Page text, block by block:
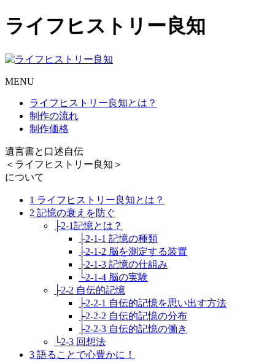
ライフヒストリー良知
MENU
ライフヒストリー良知とは？
制作の流れ
制作価格
遺言書と口述自伝
＜ライフヒストリー良知＞
について
1 ライフヒストリー良知とは？
2 記憶の衰えを防ぐ
├2-1記憶とは？
├2-1-1 記憶の種類
├2-1-2 脳を測定する装置
├2-1-3 記憶の仕組み
└2-1-4 脳の実験
├2-2 自伝的記憶
├2-2-1 自伝的記憶を思い出す方法
├2-2-2 自伝的記憶の分布
├2-2-3 自伝的記憶の働き
└2-3 回想法
3 語ることで心豊かに！